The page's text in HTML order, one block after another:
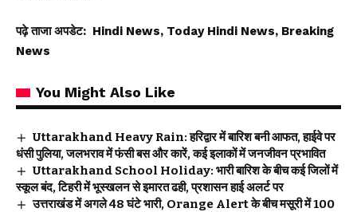
पढ़े ताजा अपडेट: Hindi News, Today Hindi News, Breaking
News
You Might Also Like
Uttarakhand Heavy Rain: हरिद्वार में बारिश बनी आफत, हाईवे पर
धंसी पुलिया, जलभराव में फंसी बस और कारें, कई इलाकों में जनजीवन प्रभावित
Uttarakhand School Holiday: भारी बारिश के बीच कई जिलों में
स्कूल बंद, टिहरी में भूस्खलन से इमारत ढही, प्रशासन हाई अलर्ट पर
उत्तराखंड में अगले 48 घंटे भारी, Orange Alert के बीच मसूरी में 100